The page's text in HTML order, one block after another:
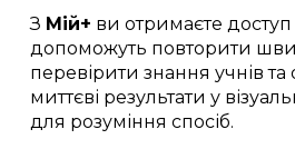
З Мій+ ви отримаєте доступ
допоможуть повторити
перевірити знання учнів та
миттєві результати у
для розуміння спосіб.